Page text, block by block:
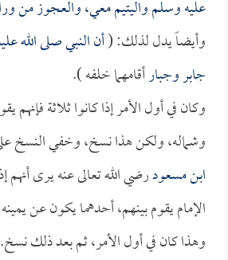
عليه وسلم واليتيم معي، والعجوز من
وأيضاً يدل لذلك: (أن النبي صلى الله
جابروجبارأقامهما خلفه ).
وكان في أول الأمر إذا كانوا ثلاثة فإنهم
وشماله، ولكن هذا نسخ، وخفي النسخ
ابن مسعودرضي الله تعالى عنه يرى أنهم
الإمام يقوم بينهم، أحدهما يكون عن
وهذا كان في أول الأمر، ثم بعد ذلك نسخ.